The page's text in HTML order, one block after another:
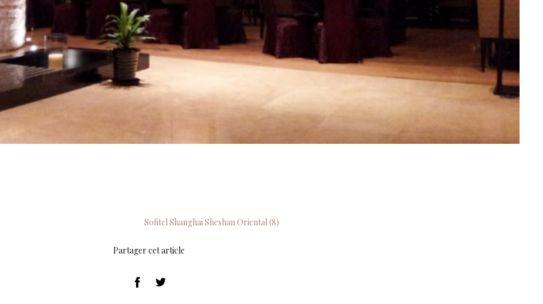
Sofitel Shanghai Sheshan Oriental (8)
Partager cet article